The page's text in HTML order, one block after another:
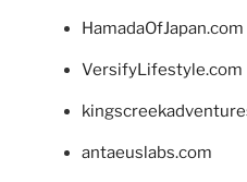
HamadaOfJapan.com
VersifyLifestyle.com
antaeuslabs.com